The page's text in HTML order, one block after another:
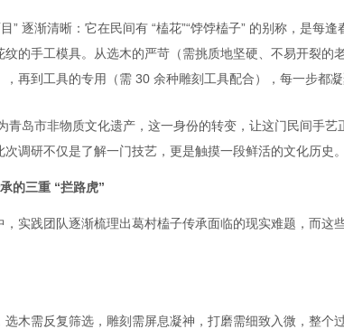
” 逐渐清晰：它在民间有 “榼花”“饽饽榼子” 的别称，是每
的手工模具。从选木的严苛（需挑质地坚硬、不易开裂的
再到工具的专用（需 30 余种雕刻工具配合），每一步都凝
青岛市非物质文化遗产，这一身份的转变，让这门民间手
调研不仅是了解一门技艺，更是触摸一段鲜活的文化历史。
的三重 “拦路虎”
实践团队逐渐梳理出葛村榼子传承面临的现实难题，而这
选木需反复筛选，雕刻需屏息凝神，打磨需细致入微，整个